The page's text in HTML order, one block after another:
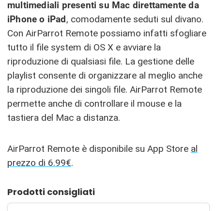
multimediali presenti su Mac direttamente da
iPhone o iPad, comodamente seduti sul divano.
Con AirParrot Remote possiamo infatti sfogliare
tutto il file system di OS X e avviare la
riproduzione di qualsiasi file. La gestione delle
playlist consente di organizzare al meglio anche
la riproduzione dei singoli file. AirParrot Remote
permette anche di controllare il mouse e la
tastiera del Mac a distanza.
AirParrot Remote è disponibile su App Store al
prezzo di 6.99€.
Prodotti consigliati